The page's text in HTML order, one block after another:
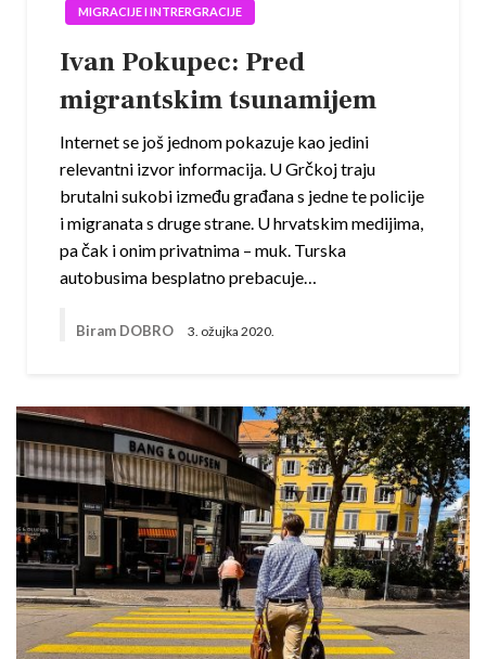
MIGRACIJE I INTRERGRACIJE
Ivan Pokupec: Pred
migrantskim tsunamijem
Internet se još jednom pokazuje kao jedini
relevantni izvor informacija. U Grčkoj traju
brutalni sukobi između građana s jedne te policije
i migranata s druge strane. U hrvatskim medijima,
pa čak i onim privatnima – muk. Turska
autobusima besplatno prebacuje…
Biram DOBRO 3. ožujka 2020.